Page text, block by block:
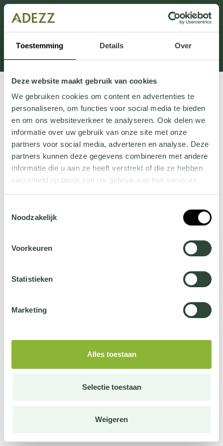
Toestemming Details Over
Deze website maakt gebruik van cookies
We gebruiken cookies om content en advertenties te
personaliseren, om functies voor social media te bieden
en om ons websiteverkeer te analyseren. Ook delen we
informatie over uw gebruik van onze site met onze
partners voor social media, adverteren en analyse. Deze
partners kunnen deze gegevens combineren met andere
informatie die u aan ze heeft verstrekt of die ze hebben
verzameld op basis van uw gebruik van hun services.
jehier.
Noodzakelijk
Voorkeuren
Statistieken
Marketing
Alles toestaan
Selectie toestaan
Weigeren
Cette section est actuellement en maintenance.
Si vous manquez des informations, vous pouvez nous
appeler au +31 413 395 295 ou nous envoyer un e-